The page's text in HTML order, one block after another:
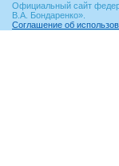
Официальный сайт
В.А. Бондаренко».
Соглашение об